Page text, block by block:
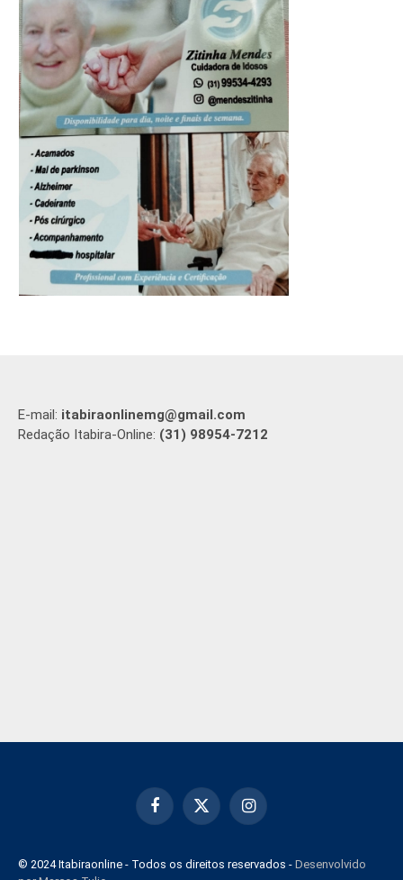
E-mail: itabiraonlinemg@gmail.com
Redação Itabira-Online: (31) 98954-7212
Facebook
X
Instagram
© 2024 Itabiraonline - Todos os direitos reservados - Desenvolvido